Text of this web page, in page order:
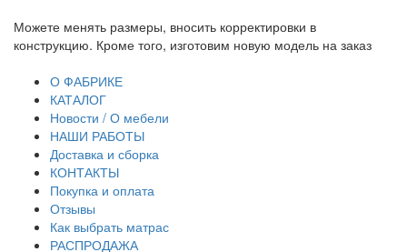
корректировки в
новую модель на заказ
При отсутствии предоплаты
договор на изготовление. От
О ФАБРИКЕ
КАТАЛОГ
Новости / О мебели
НАШИ РАБОТЫ
Доставка и сборка
КОНТАКТЫ
Покупка и оплата
Отзывы
Как выбрать матрас
РАСПРОДАЖА